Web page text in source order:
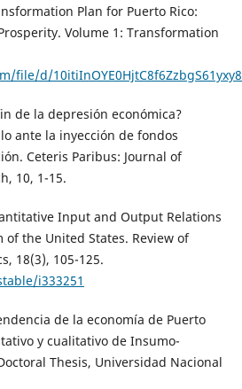
Plan for Puerto Rico:
Volume 1: Transformation
file/d/
de la depresión económica?
ante la inyección de fondos
Ceteris Paribus: Journal of
10, 1-15.
Input and Output Relations
of the United States. Review of
18(3), 105-125.
i333251
de la economía de Puerto
y cualitativo de Insumo-
Thesis, Universidad Nacional